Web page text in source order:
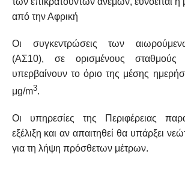
από την Αφρική
Οι συγκεντρώσεις των
(ΑΣ10), σε ορισμένους σταθμούς
υπερβαίνουν το όριο της μέσης
μg/m3.
Οι υπηρεσίες της Περιφέρειας
εξέλιξη και αν απαιτηθεί θα υπάρξει
για τη λήψη πρόσθετων μέτρων.